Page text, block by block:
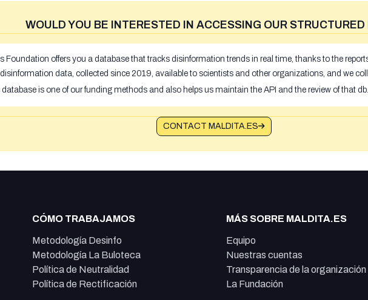
WOULD YOU BE INTERESTED IN ACCESSING OUR STRUCTURED
Foundation offers you a database that tracks disinformation trends in real time, thanks to the
data, collected since 2019, available to scientists and other organizations, and we
is one of our funding methods and also helps us maintain the API and the review of that db.
CONTACT MALDITA.ES
CÓMO TRABAJAMOS
Metodología Desinfo
Metodología La Buloteca
Política de Neutralidad
Política de Rectificación
MÁS SOBRE MALDITA.ES
Equipo
Nuestras cuentas
Transparencia de la organización
La Fundación